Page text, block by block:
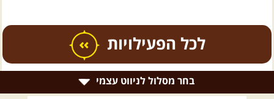
כל הפעילויות
בחר מסלול לניווט עצמי